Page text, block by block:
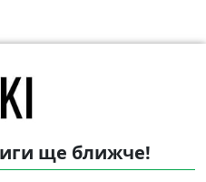
ще ближче!